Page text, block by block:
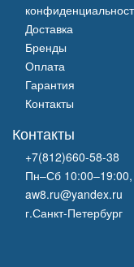
Доставка
Бренды
Оплата
Гарантия
Контакты
Контакты
+7(812)660-58-38
Пн–Сб 10:00–19:00,
aw8.ru@yandex.ru
г.Санкт-Петербург